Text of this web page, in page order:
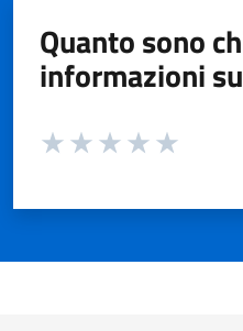
Quanto sono
informazioni
Valuta da 1 a 5 stelle la pagina